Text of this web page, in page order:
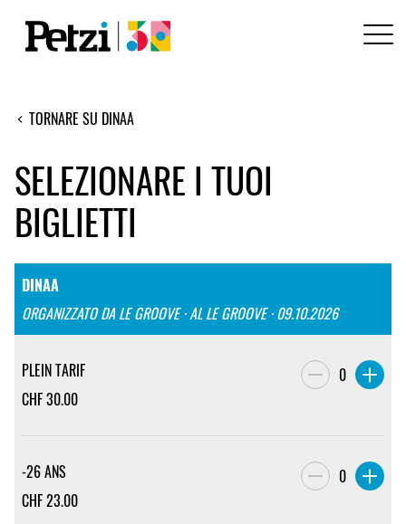
TORNARE SU DINAA
SELEZIONARE I TUOI
BIGLIETTI
DINAA
ORGANIZZATO DA LE GROOVE · AL LE GROOVE · 09.10.2026
PLEIN TARIF
CHF30.00
0
-26 ANS
CHF23.00
0